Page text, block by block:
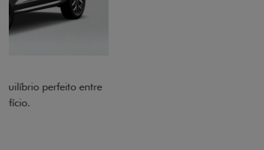
As rodas de liga leve com desenho dinâmico e
acabamento diamantado elevam o estilo do Fiat